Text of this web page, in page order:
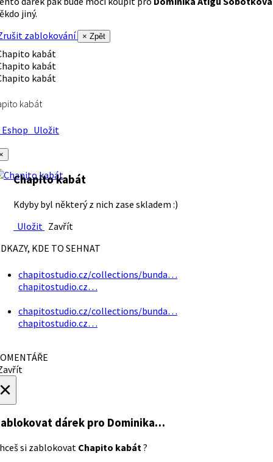
jiný.
zablokování
× Zpět
kabát
Uložit
Chapito kabát
Kdyby byl některý z nich zase skladem :)
Uložit Zavřít
KDE TO SEHNAT
chapitostudio.cz/collections/bunda…
chapitostudio.cz…
chapitostudio.cz/collections/bunda…
chapitostudio.cz…
dárek pro Dominika…
si zablokovat Chapito kabát ?